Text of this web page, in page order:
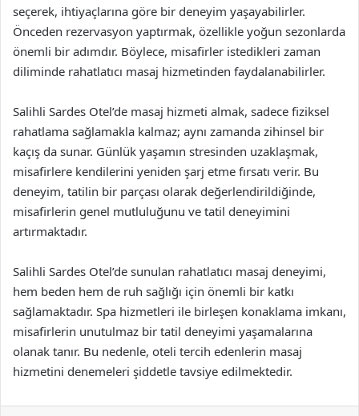
seçerek, ihtiyaçlarına göre bir deneyim yaşayabilirler.
Önceden rezervasyon yaptırmak, özellikle yoğun sezonlarda
önemli bir adımdır. Böylece, misafirler istedikleri zaman
diliminde rahatlatıcı masaj hizmetinden faydalanabilirler.
Salihli Sardes Otel’de masaj hizmeti almak, sadece fiziksel
rahatlama sağlamakla kalmaz; aynı zamanda zihinsel bir
kaçış da sunar. Günlük yaşamın stresinden uzaklaşmak,
misafirlere kendilerini yeniden şarj etme fırsatı verir. Bu
deneyim, tatilin bir parçası olarak değerlendirildiğinde,
misafirlerin genel mutluluğunu ve tatil deneyimini
artırmaktadır.
Salihli Sardes Otel’de sunulan rahatlatıcı masaj deneyimi,
hem beden hem de ruh sağlığı için önemli bir katkı
sağlamaktadır. Spa hizmetleri ile birleşen konaklama imkanı,
misafirlerin unutulmaz bir tatil deneyimi yaşamalarına
olanak tanır. Bu nedenle, oteli tercih edenlerin masaj
hizmetini denemeleri şiddetle tavsiye edilmektedir.